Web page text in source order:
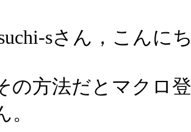
sさん，こんに
の方法だとマクロ
。